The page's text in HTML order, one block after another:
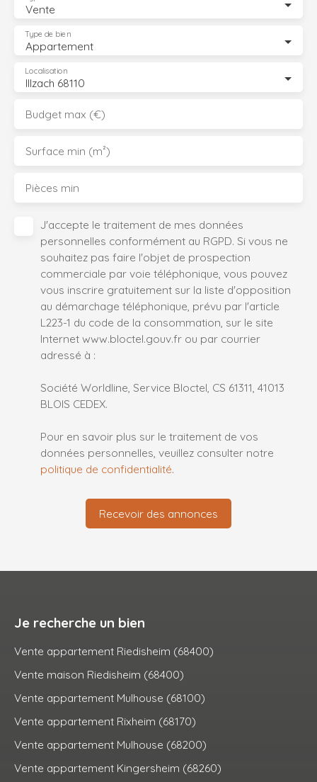
Vente
Appartement
Type de bien
Illzach 68110
Localisation
Budget max (€)
Surface min (m²)
Pièces min
J'accepte le traitement de mes données
personnelles conformément au RGPD. Si vous ne
souhaitez pas faire l'objet de prospection
commerciale par voie téléphonique, vous pouvez
vous inscrire gratuitement sur la liste d'opposition
au démarchage téléphonique, prévu par l'article
L223-1 du code de la consommation, sur le site
Internet www.bloctel.gouv.fr ou par courrier
adressé à :
Société Worldline, Service Bloctel, CS 61311, 41013
BLOIS CEDEX.
Pour en savoir plus sur le traitement de vos
données personnelles, veuillez consulter notre
politique de confidentialité.
Recevoir des annonces
Je recherche un bien
Vente appartement Riedisheim (68400)
Vente maison Riedisheim (68400)
Vente appartement Mulhouse (68100)
Vente appartement Rixheim (68170)
Vente appartement Mulhouse (68200)
Vente appartement Kingersheim (68260)